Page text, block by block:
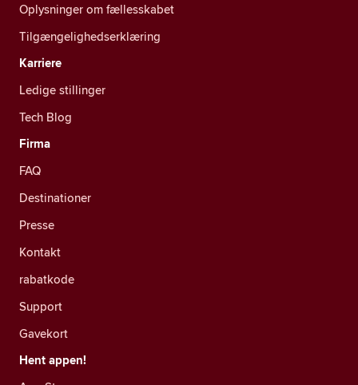
Oplysninger om fællesskabet
Tilgængelighedserklæring
Karriere
Ledige stillinger
Tech Blog
Firma
FAQ
Destinationer
Presse
Kontakt
rabatkode
Support
Gavekort
Hent appen!